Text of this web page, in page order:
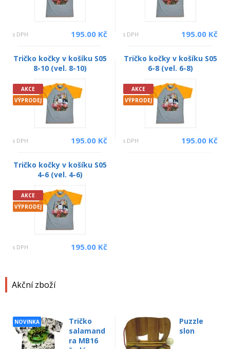
Akční zboží
NOVINKA
Tričko
salamand
ra MB16
Puzzle
slon
s DPH 195.00 Kč s DPH 195.00 Kč
Tričko kočky v košíku S05
8-10 (vel. 8-10)
AKCE
VÝPRODEJ
s DPH 195.00 Kč
Tričko kočky v košíku S05
6-8 (vel. 6-8)
AKCE
VÝPRODEJ
s DPH 195.00 Kč
Tričko kočky v košíku S05
4-6 (vel. 4-6)
AKCE
VÝPRODEJ
s DPH 195.00 Kč